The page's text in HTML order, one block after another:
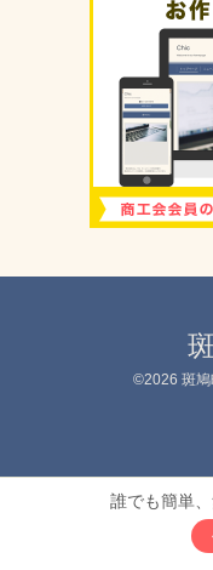
©2026 斑
誰でも簡単